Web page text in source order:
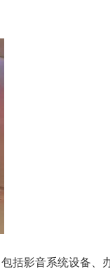
括影音系统设备